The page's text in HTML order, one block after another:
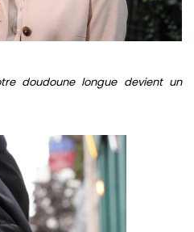
doudoune longue devient un